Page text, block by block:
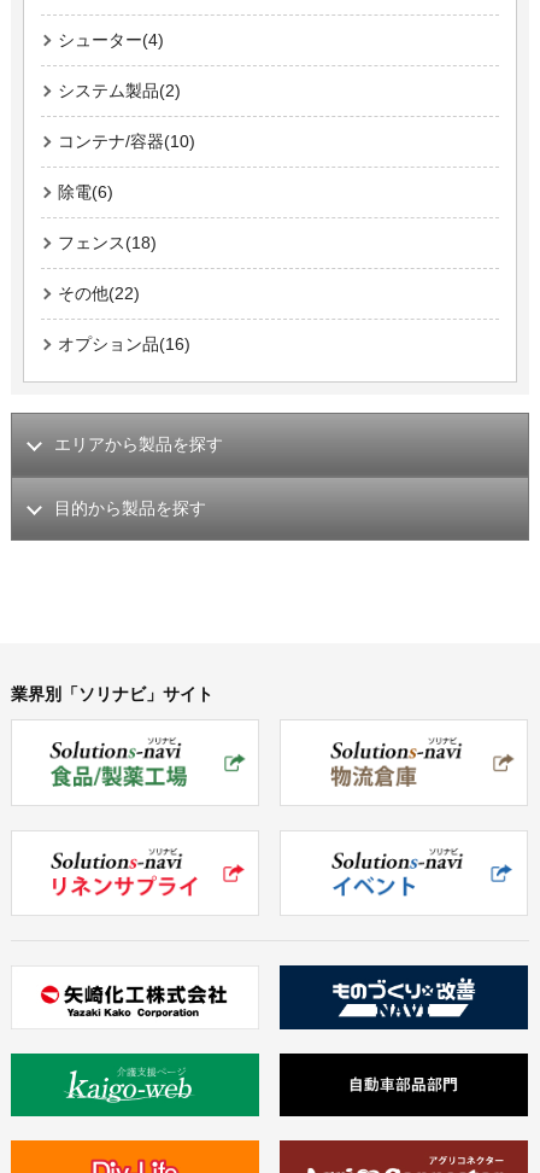
シューター(4)
システム製品(2)
コンテナ/容器(10)
除電(6)
フェンス(18)
その他(22)
オプション品(16)
エリアから製品を探す
目的から製品を探す
業界別「ソリナビ」サイト